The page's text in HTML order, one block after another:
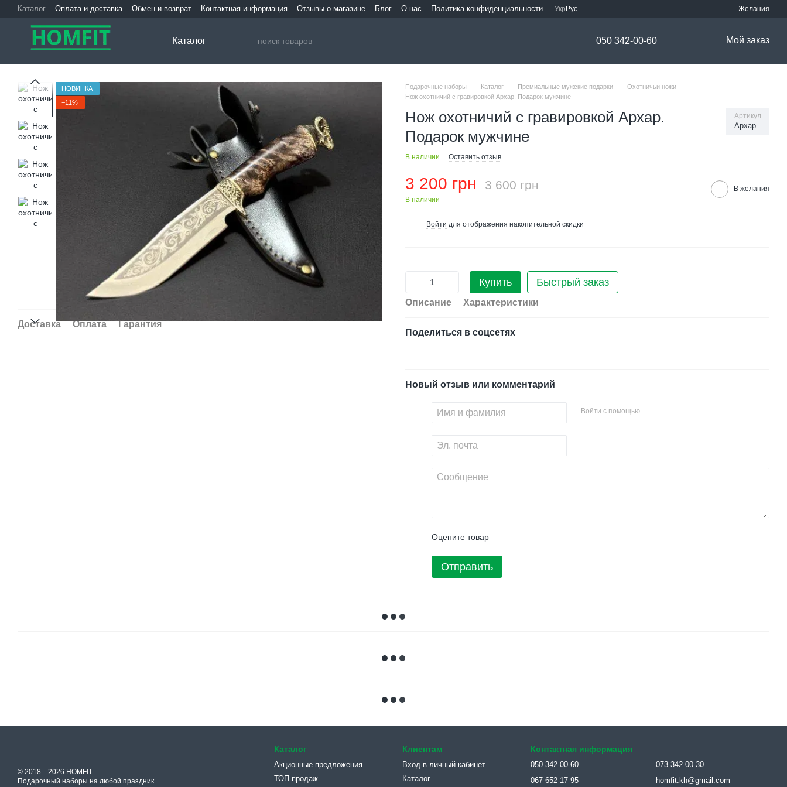
Перейти к основному контенту
Каталог Оплата и доставка Обмен и возврат Контактная информация Отзывы о магазине Блог О нас Политика конфиденциальности Укр Рус Желания
Каталог 050 342-00-60 Мой заказ
НОВИНКА
−11%
Доставка Оплата Гарантия
Подарочные наборы Каталог Премиальные мужские подарки
Охотничьи ножи
Нож охотничий с гравировкой Архар. Подарок мужчине
Нож охотничий с гравировкой Архар.
Подарок мужчине
Артикул
Архар
В наличии Оставить отзыв
3 200 грн 3 600 грн
В наличии
В желания
Войти для отображения накопительной скидки
Купить Быстрый заказ
Описание Характеристики
Поделиться в соцсетях
Новый отзыв или комментарий
Войти с помощью
Оцените товар
Отправить
© 2018—2026 HOMFIT
Подарочный наборы на любой праздник
Каталог
Акционные предложения
ТОП продаж
Клиентам
Вход в личный кабинет
Каталог
Контактная информация
050 342-00-60
067 652-17-95
073 342-00-30
homfit.kh@gmail.com